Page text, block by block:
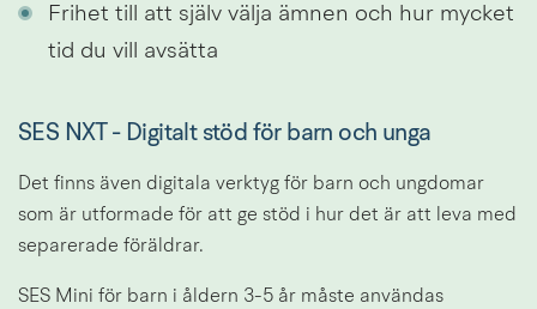
Frihet till att själv välja ämnen och hur mycket
tid du vill avsätta
SES NXT - Digitalt stöd för barn och unga
Det finns även digitala verktyg för barn och ungdomar
som är utformade för att ge stöd i hur det är att leva med
separerade föräldrar.
SES Mini för barn i åldern 3-5 år måste användas